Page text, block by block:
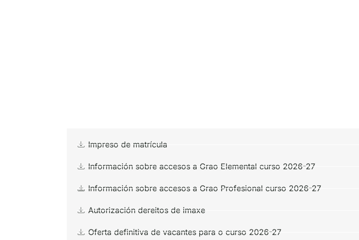
Impreso de matrícula
Información sobre accesos a Grao Elemental curso 2026-27
Información sobre accesos a Grao Profesional curso 2026-27
Autorización dereitos de imaxe
Oferta definitiva de vacantes para o curso 2026-27